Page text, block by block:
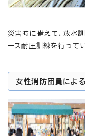
災害時に備えて、放水
ース耐圧訓練を行ってい
女性消防団員によ